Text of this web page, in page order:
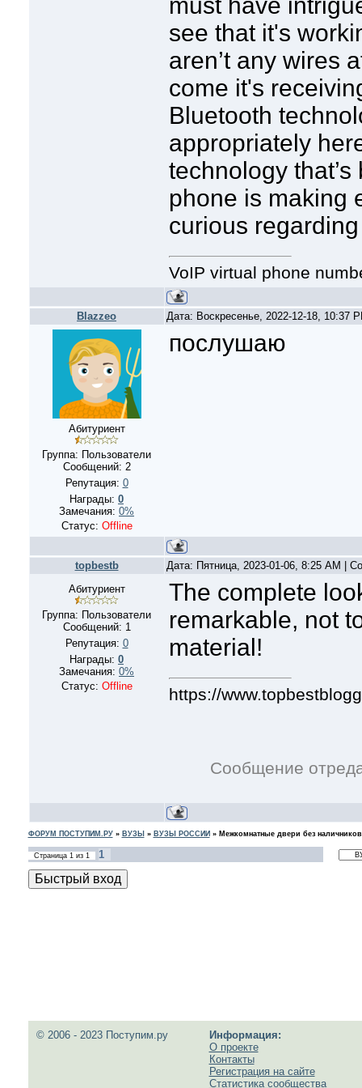
must have
see that it's
aren’t any wires
come it's
Bluetooth
appropriately
technology
phone is making
curious
VoIP virtual phone
Blazzeo Дата: Воскресенье, 2022-12-18, 10:37
Абитуриент
Группа: Пользователи
Сообщений: 2
Репутация: 0
Награды: 0
Замечания: 0%
Статус: Offline
послушаю
topbestb
Дата: Пятница, 2023-01-06, 8:25 AM |
Абитуриент
Группа: Пользователи
Сообщений: 1
Репутация: 0
Награды: 0
Замечания: 0%
Статус: Offline
The complete
remarkable, not
material!
https://
Сообщение
ФОРУМ ПОСТУПИМ.РУ» ВУЗЫ » ВУЗЫ РОССИИ » Межкомнатные двери без наличников
Страница 1из 1 1
© 2006 - 2023 Поступим.ру
Информация:
О проекте
Контакты
Регистрация на сайте
Статистика сообщества